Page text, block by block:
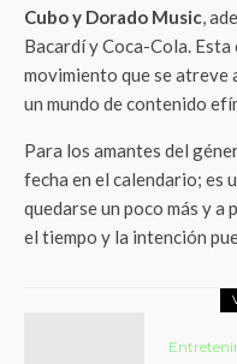
Cubo y Dorado Music,
Bacardí y Coca-Cola.
movimiento que se
un mundo de contenido
Para los amantes del
fecha en el calendario; es
quedarse un poco más y a
el tiempo y la intención